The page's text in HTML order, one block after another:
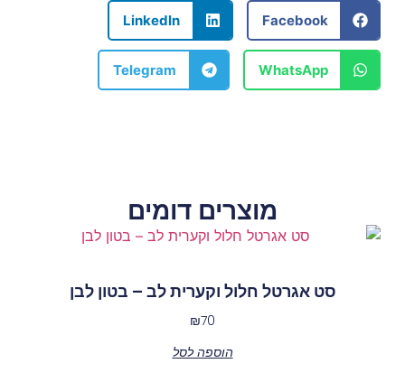
Facebook
LinkedIn
WhatsApp
Telegram
מוצרים דומים
סט אגרטל חלול וקערית לב – בטון לבן
₪70
הוספה לסל